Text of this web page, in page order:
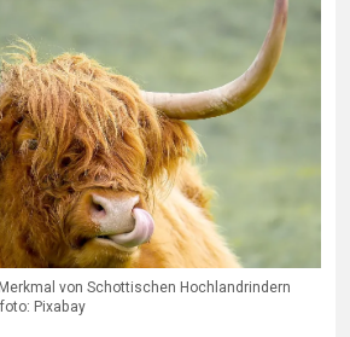
von Schottischen Hochlandrindern
Pixabay